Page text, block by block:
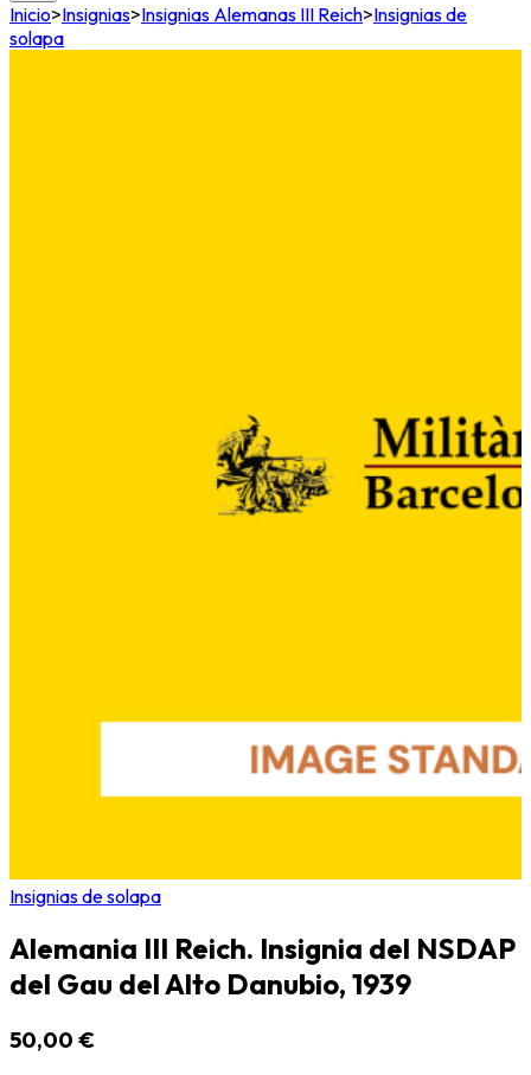
Inicio>Insignias>Insignias Alemanas III Reich>Insignias de
solapa
Insignias de solapa
Alemania III Reich. Insignia del NSDAP
del Gau del Alto Danubio, 1939
50,00 €